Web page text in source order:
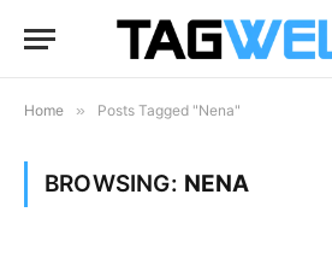
Home » Posts Tagged "Nena"
BROWSING: NENA